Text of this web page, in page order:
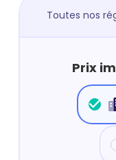
Toutes nos
Prix